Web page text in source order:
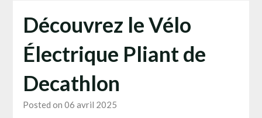
Découvrez le Vélo
Électrique Pliant de
Decathlon
Posted on 06 avril 2025